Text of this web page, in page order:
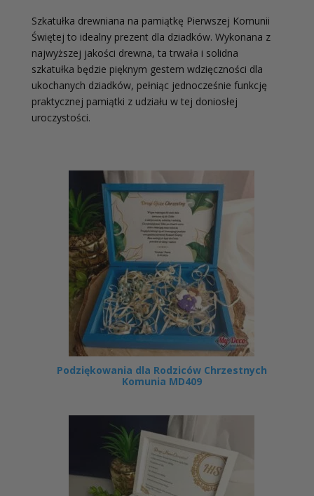
Szkatułka drewniana na pamiątkę Pierwszej Komunii
Świętej to idealny prezent dla dziadków. Wykonana z
najwyższej jakości drewna, ta trwała i solidna
szkatułka będzie pięknym gestem wdzięczności dla
ukochanych dziadków, pełniąc jednocześnie funkcję
praktycznej pamiątki z udziału w tej doniosłej
uroczystości.
Podziękowania dla Rodziców Chrzestnych
Komunia MD409